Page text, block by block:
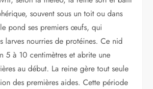
souvent sous un toit ou dans
pond ses premiers œufs, qui
larves nourries de protéines. Ce nid
5 à 10 centimètres et abrite une
au début. La reine gère tout seule
des premières aides. Cette période